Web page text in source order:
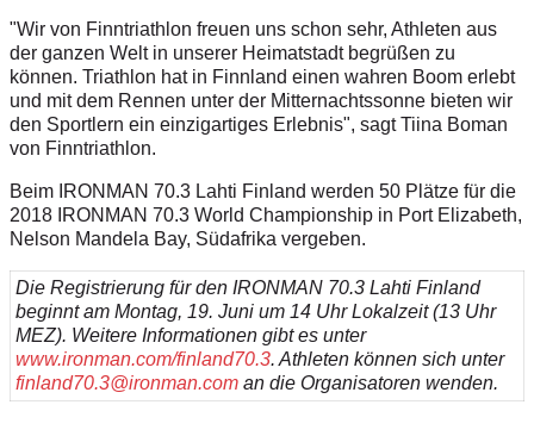
"Wir von Finntriathlon freuen uns schon sehr, Athleten aus
der ganzen Welt in unserer Heimatstadt begrüßen zu
können. Triathlon hat in Finnland einen wahren Boom erlebt
und mit dem Rennen unter der Mitternachtssonne bieten wir
den Sportlern ein einzigartiges Erlebnis", sagt Tiina Boman
von Finntriathlon.
Beim IRONMAN 70.3 Lahti Finland werden 50 Plätze für die
2018 IRONMAN 70.3 World Championship in Port Elizabeth,
Nelson Mandela Bay, Südafrika vergeben.
Die Registrierung für den IRONMAN 70.3 Lahti Finland
beginnt am Montag, 19. Juni um 14 Uhr Lokalzeit (13 Uhr
MEZ). Weitere Informationen gibt es unter
www.ironman.com/finland70.3. Athleten können sich unter
finland70.3@ironman.com an die Organisatoren wenden.